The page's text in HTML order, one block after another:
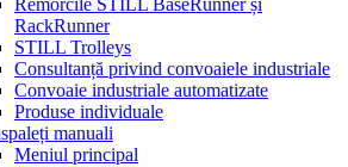
Remorcile STILL BaseRunner și
RackRunner
STILL Trolleys
Consultanță privind convoaiele industriale
Convoaie industriale automatizate
Produse individuale
manuali
Meniul principal